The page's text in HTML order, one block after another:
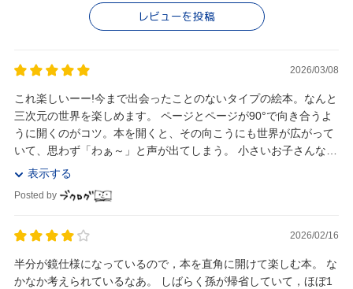
レビューを投稿
2026/03/08
これ楽しいーー!今まで出会ったことのないタイプの絵本。なんと
三次元の世界を楽しめます。 ページとページが90°で向き合うよ
うに開くのがコツ。本を開くと、その向こうにも世界が広がって
いて、思わず「わぁ～」と声が出てしまう。 小さいお子さんなら
更に驚きも大きく、不思議な世界の虜になっ...
表示する
Posted by
2026/02/16
半分が鏡仕様になっているので，本を直角に開けて楽しむ本。 な
かなか考えられているなあ。 しばらく孫が帰省していて，ほぼ1